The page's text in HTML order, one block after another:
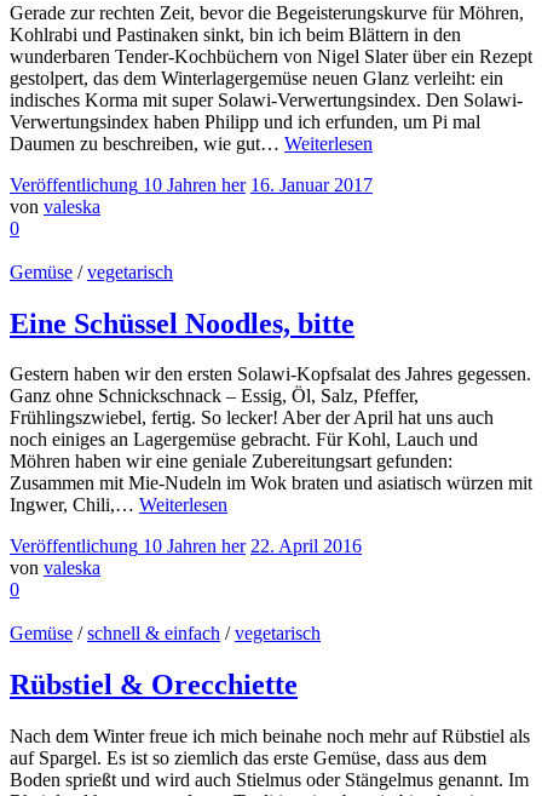
Gerade zur rechten Zeit, bevor die Begeisterungskurve für Möhren,
Kohlrabi und Pastinaken sinkt, bin ich beim Blättern in den
wunderbaren Tender-Kochbüchern von Nigel Slater über ein Rezept
gestolpert, das dem Winterlagergemüse neuen Glanz verleiht: ein
indisches Korma mit super Solawi-Verwertungsindex. Den Solawi-
Verwertungsindex haben Philipp und ich erfunden, um Pi mal
Daumen zu beschreiben, wie gut… Weiterlesen
Veröffentlichung 10 Jahren her 16. Januar 2017
von valeska
0
Gemüse /vegetarisch
Eine Schüssel Noodles, bitte
Gestern haben wir den ersten Solawi-Kopfsalat des Jahres gegessen.
Ganz ohne Schnickschnack – Essig, Öl, Salz, Pfeffer,
Frühlingszwiebel, fertig. So lecker! Aber der April hat uns auch
noch einiges an Lagergemüse gebracht. Für Kohl, Lauch und
Möhren haben wir eine geniale Zubereitungsart gefunden:
Zusammen mit Mie-Nudeln im Wok braten und asiatisch würzen mit
Ingwer, Chili,… Weiterlesen
Veröffentlichung 10 Jahren her 22. April 2016
von valeska
0
Gemüse /schnell & einfach /vegetarisch
Rübstiel & Orecchiette
Nach dem Winter freue ich mich beinahe noch mehr auf Rübstiel als
auf Spargel. Es ist so ziemlich das erste Gemüse, dass aus dem
Boden sprießt und wird auch Stielmus oder Stängelmus genannt. Im